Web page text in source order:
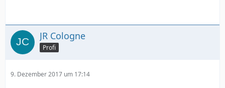
JR Cologne
Profi
9. Dezember 2017 um 17:14